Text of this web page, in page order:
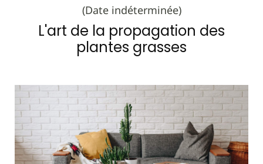
(Date indéterminée)
L'art de la propagation des
plantes grasses